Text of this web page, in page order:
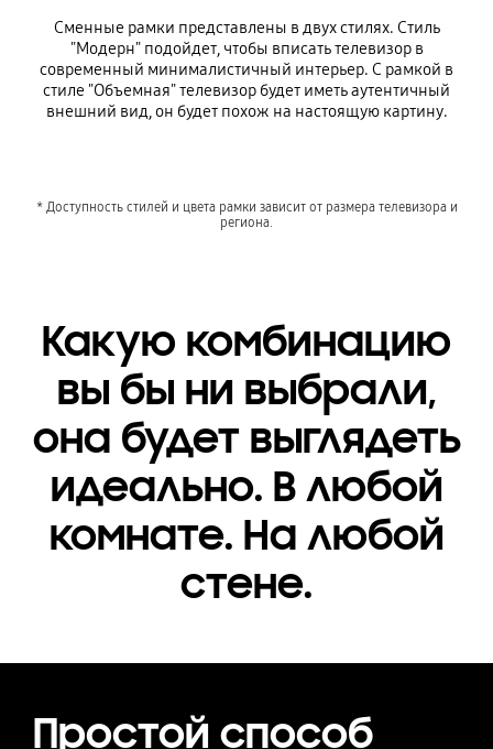
Сменные рамки представлены в двух стилях. Стиль
"Модерн" подойдет, чтобы вписать телевизор в
современный минималистичный интерьер. С рамкой в
стиле "Объемная" телевизор будет иметь аутентичный
внешний вид, он будет похож на настоящую картину.
* Доступность стилей и цвета рамки зависит от размера телевизора и
региона.
Какую комбинацию
вы бы ни выбрали,
она будет выглядеть
идеально. В любой
комнате. На любой
стене.
Простой способ